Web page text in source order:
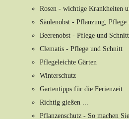
Rosen - wichtige Krankheiten
Säulenobst - Pflanzung,
Beerenobst - Pflege und Schnitt
Clematis - Pflege und Schnitt
Pflegeleichte Gärten
Winterschutz
Gartentipps für die Ferienzeit
Richtig gießen ...
Pflanzenschutz - So machen